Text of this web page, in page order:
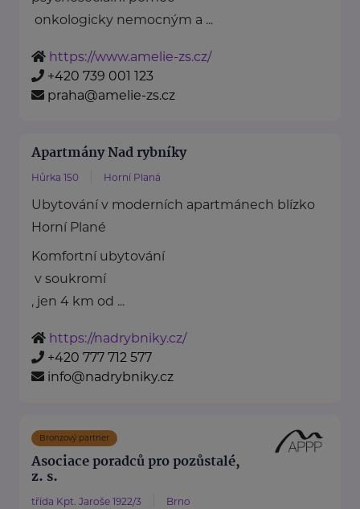
onkologicky nemocným a ...
https://www.amelie-zs.cz/
+420 739 001 123
praha@amelie-zs.cz
Apartmány Nad rybníky
Hůrka 150 Horní Planá
Ubytování v moderních apartmánech blízko
Horní Plané
Komfortní ubytování
v soukromí
, jen 4 km od ...
https://nadrybniky.cz/
+420 777 712 577
info@nadrybniky.cz
Bronzový partner
Asociace poradců pro pozůstalé,
z. s.
třída Kpt. Jaroše 1922/3 Brno